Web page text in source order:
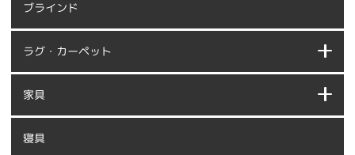
ブラインド
ラグ・カーペット
家具
寝具